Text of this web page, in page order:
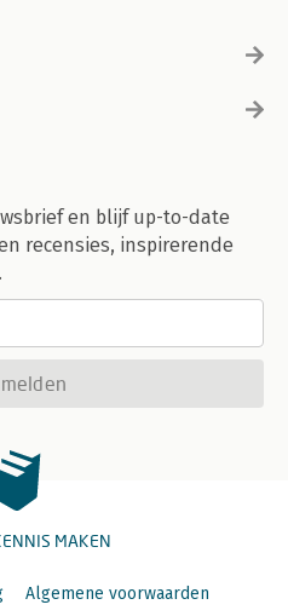
en blijf up-to-date
recensies, inspirerende
MAKEN
Algemene voorwaarden